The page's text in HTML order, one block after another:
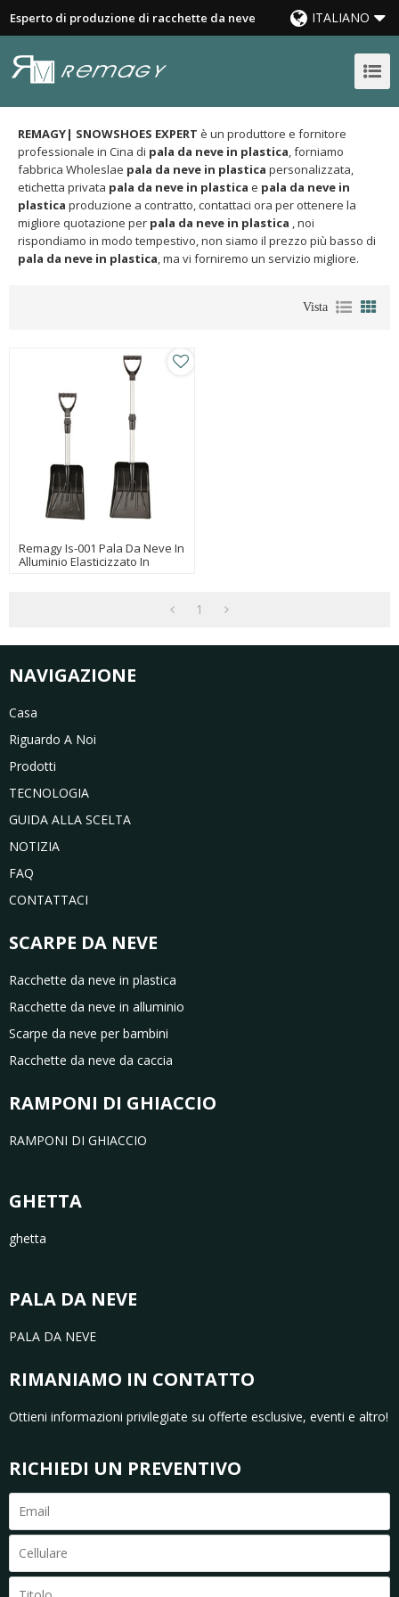
Esperto di produzione di racchette da neve ITALIANO
REMAGY| SNOWSHOES EXPERT è un produttore e fornitore
professionale in Cina di pala da neve in plastica, forniamo
fabbrica Wholeslae pala da neve in plastica personalizzata,
etichetta privata pala da neve in plastica e pala da neve in
plastica produzione a contratto, contattaci ora per ottenere la
migliore quotazione per pala da neve in plastica , noi
rispondiamo in modo tempestivo, non siamo il prezzo più basso di
pala da neve in plastica, ma vi forniremo un servizio migliore.
Vista
Remagy Is-001 Pala Da Neve In
Alluminio Elasticizzato In
1
NAVIGAZIONE
Casa
Riguardo A Noi
Prodotti
TECNOLOGIA
GUIDA ALLA SCELTA
NOTIZIA
FAQ
CONTATTACI
SCARPE DA NEVE
Racchette da neve in plastica
Racchette da neve in alluminio
Scarpe da neve per bambini
Racchette da neve da caccia
RAMPONI DI GHIACCIO
RAMPONI DI GHIACCIO
GHETTA
ghetta
PALA DA NEVE
PALA DA NEVE
RIMANIAMO IN CONTATTO
Ottieni informazioni privilegiate su offerte esclusive, eventi e altro!
RICHIEDI UN PREVENTIVO